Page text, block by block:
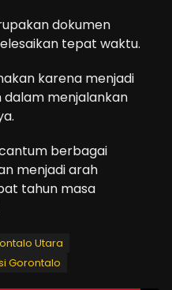
dokumen
tepat waktu.
karena menjadi
menjalankan
berbagai
menjadi arah
tahun masa
Utara
Gorontalo